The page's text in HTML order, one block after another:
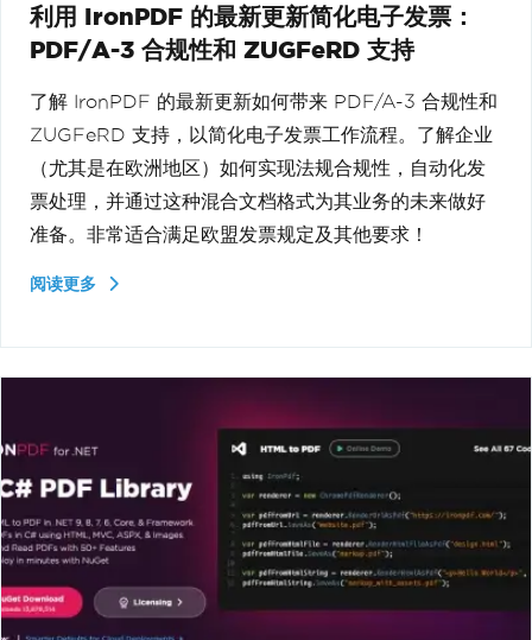
利用 IronPDF 的最新更新简化电子发票：
PDF/A-3 合规性和 ZUGFeRD 支持
了解 IronPDF 的最新更新如何带来 PDF/A-3 合规性和
ZUGFeRD 支持，以简化电子发票工作流程。了解企业
（尤其是在欧洲地区）如何实现法规合规性，自动化发
票处理，并通过这种混合文档格式为其业务的未来做好
准备。非常适合满足欧盟发票规定及其他要求！
阅读更多